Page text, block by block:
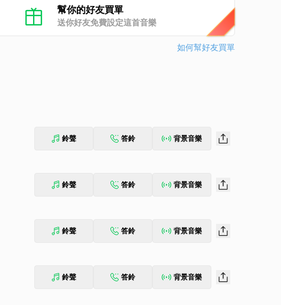
幫你的好友買單
送你好友免費設定這首音樂
如何幫好友買單
鈴聲 答鈴 背景音樂
鈴聲 答鈴 背景音樂
鈴聲 答鈴 背景音樂
鈴聲 答鈴 背景音樂